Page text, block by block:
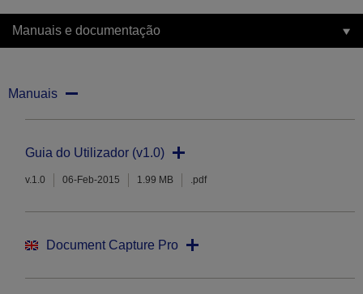
Manuais e documentação
Manuais
Guia do Utilizador (v1.0)
v.1.0 06-Feb-2015 1.99 MB .pdf
Document Capture Pro